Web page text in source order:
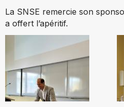
La SNSE remercie son
a offert l’apéritif.